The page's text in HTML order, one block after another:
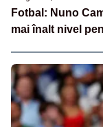
Fotbal: Nuno
mai înalt nivel